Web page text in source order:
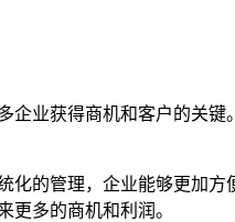
企业获得商机和客户的关键
的管理，企业能够更加方
多的商机和利润。